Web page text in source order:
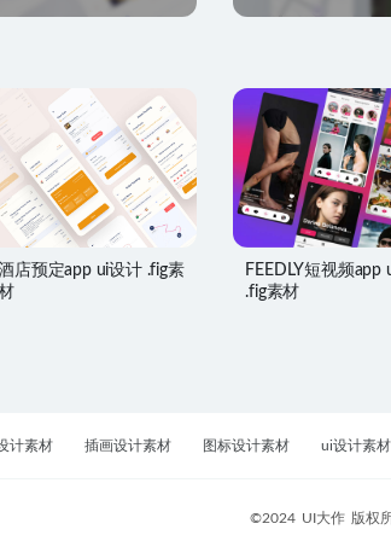
店预定app ui设计 .fig素
FEEDLY短视频app
.fig素材
计素材 插画设计素材 图标设计素材 ui设计素材
©2024 UI大作 版权